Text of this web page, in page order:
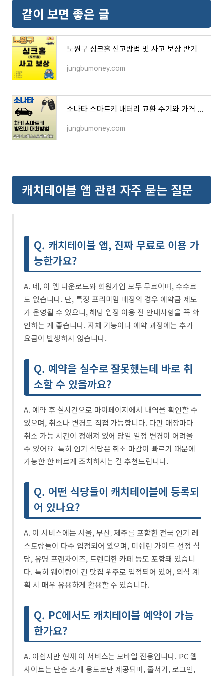
같이 보면 좋은 글
노원구 싱크홀 신고방법 및 사고 보상 받기
jungbumoney.com
소나타 스마트키 배터리 교환 주기와 가격 정보 총정리
jungbumoney.com
캐치테이블 앱 관련 자주 묻는 질문
Q. 캐치테이블 앱, 진짜 무료로 이용 가
능한가요?
A. 네, 이 앱 다운로드와 회원가입 모두 무료이며, 수수료
도 없습니다. 단, 특정 프리미엄 매장의 경우 예약금 제도
가 운영될 수 있으니, 해당 업장 이용 전 안내사항을 꼭 확
인하는 게 좋습니다. 자체 기능이나 예약 과정에는 추가
요금이 발생하지 않습니다.
Q. 예약을 실수로 잘못했는데 바로 취
소할 수 있을까요?
A. 예약 후 실시간으로 마이페이지에서 내역을 확인할 수
있으며, 취소나 변경도 직접 가능합니다. 다만 매장마다
취소 가능 시간이 정해져 있어 당일 일정 변경이 어려울
수 있어요. 특히 인기 식당은 취소 마감이 빠르기 때문에
가능한 한 빠르게 조치하시는 걸 추천드립니다.
Q. 어떤 식당들이 캐치테이블에 등록되
어 있나요?
A. 이 서비스에는 서울, 부산, 제주를 포함한 전국 인기 레
스토랑들이 다수 입점되어 있으며, 미쉐린 가이드 선정 식
당, 유명 프랜차이즈, 트렌디한 카페 등도 포함돼 있습니
다. 특히 웨이팅이 긴 맛집 위주로 입점되어 있어, 외식 계
획 시 매우 유용하게 활용할 수 있습니다.
Q. PC에서도 캐치테이블 예약이 가능
한가요?
A. 아쉽지만 현재 이 서비스는 모바일 전용입니다. PC 웹
사이트는 단순 소개 용도로만 제공되며, 줄서기, 로그인,